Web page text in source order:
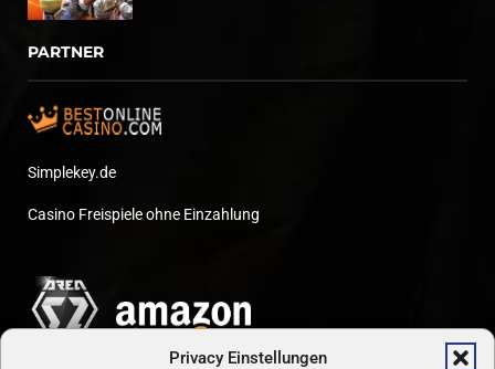
Privacy Einstellungen
PARTNER
Simplekey.de
Casino Freispiele ohne Einzahlung